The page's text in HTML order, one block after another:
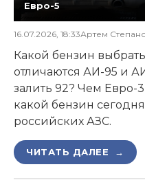
Евро-5
16.07.2026, 18:33Артем
Какой бензин
отличаются АИ-95 и
залить 92? Чем Евро-
какой бензин
российских АЗС.
ЧИТАТЬ ДАЛЕЕ →